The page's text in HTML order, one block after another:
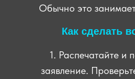
Как сделать
1. Распечатайте и
заявление.
Обычно это